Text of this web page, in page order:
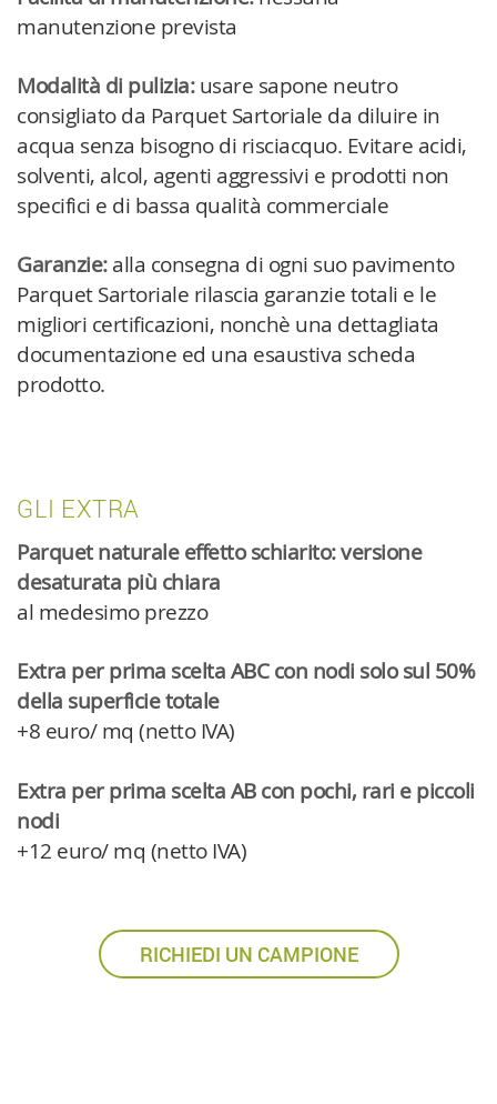
manutenzione prevista
Modalità di pulizia: usare sapone neutro
consigliato da Parquet Sartoriale da diluire in
acqua senza bisogno di risciacquo. Evitare acidi,
solventi, alcol, agenti aggressivi e prodotti non
specifici e di bassa qualità commerciale
Garanzie: alla consegna di ogni suo pavimento
Parquet Sartoriale rilascia garanzie totali e le
migliori certificazioni, nonchè una dettagliata
documentazione ed una esaustiva scheda
prodotto.
GLI EXTRA
Parquet naturale effetto schiarito: versione
desaturata più chiara
al medesimo prezzo
Extra per prima scelta ABC con nodi solo sul 50%
della superficie totale
+8 euro/ mq (netto IVA)
Extra per prima scelta AB con pochi, rari e piccoli
nodi
+12 euro/ mq (netto IVA)
RICHIEDI UN CAMPIONE